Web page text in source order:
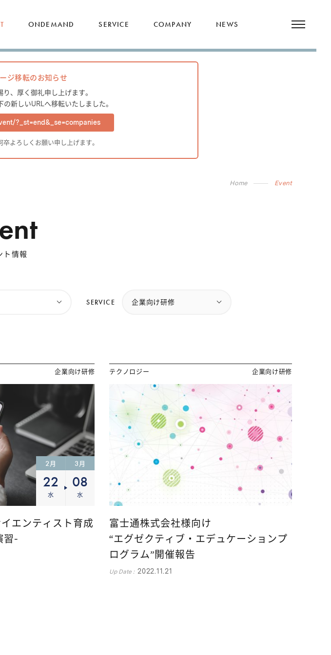
ONDEMAND SERVICE COMPANY NEWS
ジ移転のお知らせ
、厚く御礼申し上げます。
新しいURLへ移転いたしました。
?_st=end&_se=companies
よろしくお願い申し上げます。
Home Event
ト情報
SERVICE 企業向け研修
企業向け研修
2 月 3 月
22
水
08
水
エンティスト育成
習-
テクノロジー 企業向け研修
富士通株式会社様向け
“エグゼクティブ・エデュケーションプ
ログラム”開催報告
Up Date : 2022.11.21